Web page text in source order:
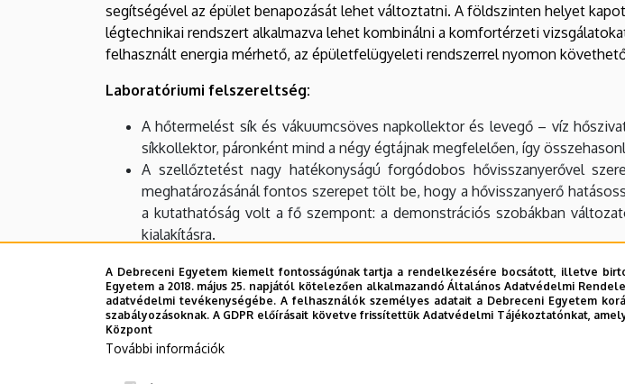
segítségével az épület benapozását lehet változtatni. A földszinten helyet
légtechnikai rendszert alkalmazva lehet kombinálni a komfortérzeti
felhasznált energia mérhető, az épületfelügyeleti rendszerrel nyomon
Laboratóriumi felszereltség:
A hőtermelést sík és vákuumcsöves napkollektor és levegő – víz
síkkollektor, páronként mind a négy égtájnak megfelelően, így
A szellőztetést nagy hatékonyságú forgódobos hővisszanyerővel
meghatározásánál fontos szerepet tölt be, hogy a hővisszanyerő
a kutathatóság volt a fő szempont: a demonstrációs szobákban
kialakításra.
Kutatási és fejlesztési területek:
A cél tehát, hogy családi ház léptékű – 300 m2 nettó alapterületű
megoldásokat, az energiahatékony épületüzemeltetési lehetőségeket,
A Debreceni Egyetem kiemelt fontosságúnak tartja a rendelkezésére bocsátott, illetve
Egyetem a 2018. május 25. napjától kötelezően alkalmazandó Általános Adatvédelmi
adatvédelmi tevékenységébe. A felhasználók személyes adatait a Debreceni Egyetem
szabályozásoknak. A GDPR előírásait követve frissítettük Adatvédelmi Tájékoztatónkat,
Központ
További információk